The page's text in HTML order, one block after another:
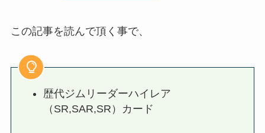
この記事を読んで頂く事で、
歴代ジムリーダーハイレア
（SR,SAR,SR）カード